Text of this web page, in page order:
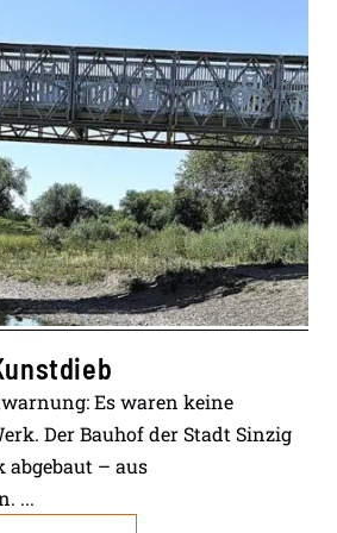
Es waren keine
Der Bauhof der Stadt Sinzig
– aus
...